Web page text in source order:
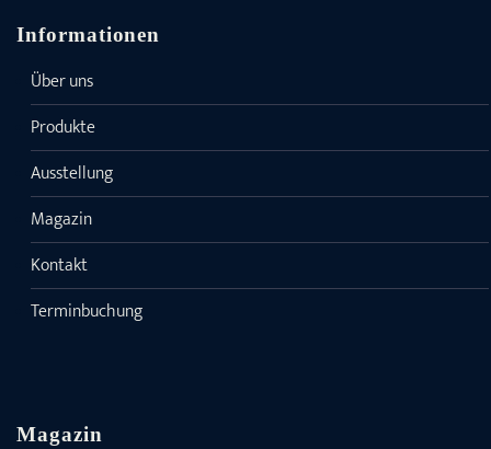
Informationen
Über uns
Produkte
Ausstellung
Magazin
Kontakt
Terminbuchung
Magazin